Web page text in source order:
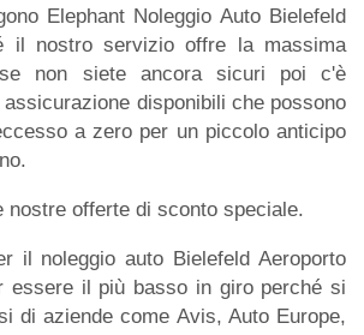
Elephant Noleggio Auto Bielefeld
il nostro servizio offre la massima
non siete ancora sicuri poi c'è
assicurazione disponibili che possono
a zero per un piccolo anticipo
nostre offerte di sconto speciale.
il noleggio auto Bielefeld Aeroporto
essere il più basso in giro perché si
di aziende come Avis, Auto Europe,